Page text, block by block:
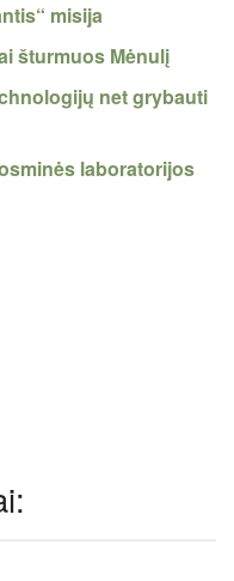
misija
šturmuos Mėnulį
net grybauti
laboratorijos